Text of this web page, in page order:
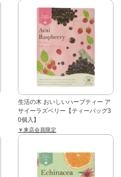
生活の木 おいしいハーブティー ア
サイーラズベリー【ティーバッグ3
0個入】
￥来店会員限定